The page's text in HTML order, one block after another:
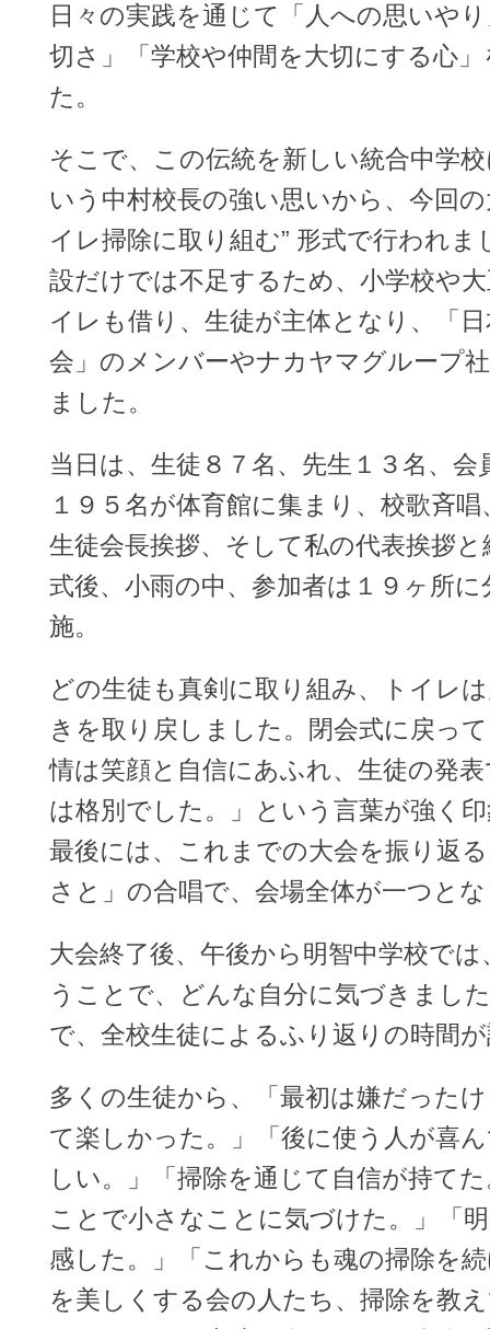
日々の実践を通じて「人への思いや
切さ」「学校や仲間を大切にする心
た。
そこで、この伝統を新しい統合中学
いう中村校長の強い思いから、今回
イレ掃除に取り組む” 形式で行われま
設だけでは不足するため、小学校や
イレも借り、生徒が主体となり、「
会」のメンバーやナカヤマグループ
ました。
当日は、生徒８７名、先生１３名、会
１９５名が体育館に集まり、校歌斉
生徒会長挨拶、そして私の代表挨拶
式後、小雨の中、参加者は１９ヶ所
施。
どの生徒も真剣に取り組み、トイレ
きを取り戻しました。閉会式に戻っ
情は笑顔と自信にあふれ、生徒の発
は格別でした。」という言葉が強く
最後には、これまでの大会を振り返
さと」の合唱で、会場全体が一つと
大会終了後、午後から明智中学校で
うことで、どんな自分に気づきまし
で、全校生徒によるふり返りの時間
多くの生徒から、「最初は嫌だった
て楽しかった。」「後に使う人が喜
しい。」「掃除を通じて自信が持て
ことで小さなことに気づけた。」「
感した。」「これからも魂の掃除を
を美しくする会の人たち、掃除を教